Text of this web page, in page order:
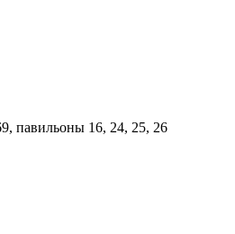
павильоны 16, 24, 25, 26